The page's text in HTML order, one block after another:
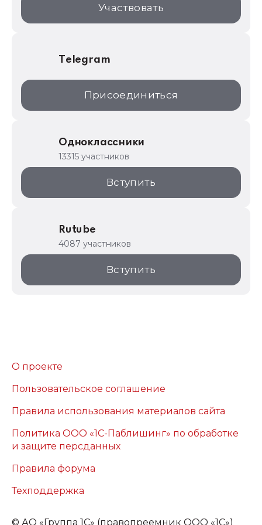
Участвовать
Telegram
Присоединиться
Одноклассники
13315 участников
Вступить
Rutube
4087 участников
Вступить
О проекте
Пользовательское соглашение
Правила использования материалов сайта
Политика ООО «1С-Паблишинг» по обработке
и защите персданных
Правила форума
Техподдержка
© АО «Группа 1С» (правопреемник ООО «1С»)